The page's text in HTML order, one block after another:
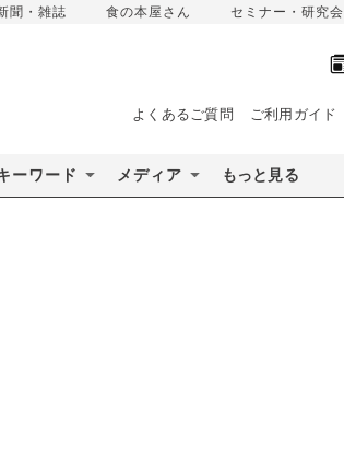
聞・雑誌 食の本屋さん セミナー・研究会
よくあるご質問 ご利用ガイド
ーワード メディア もっと見る